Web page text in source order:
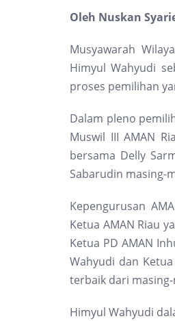
Oleh Nuskan
Musyawarah
Himyul Wahyudi
proses pemilihan
Dalam pleno
Muswil III AMAN
bersama Delly
Sabarudin masing-
Kepengurusan
Ketua AMAN Riau
Ketua PD AMAN
Wahyudi dan
terbaik dari
Himyul Wahyudi